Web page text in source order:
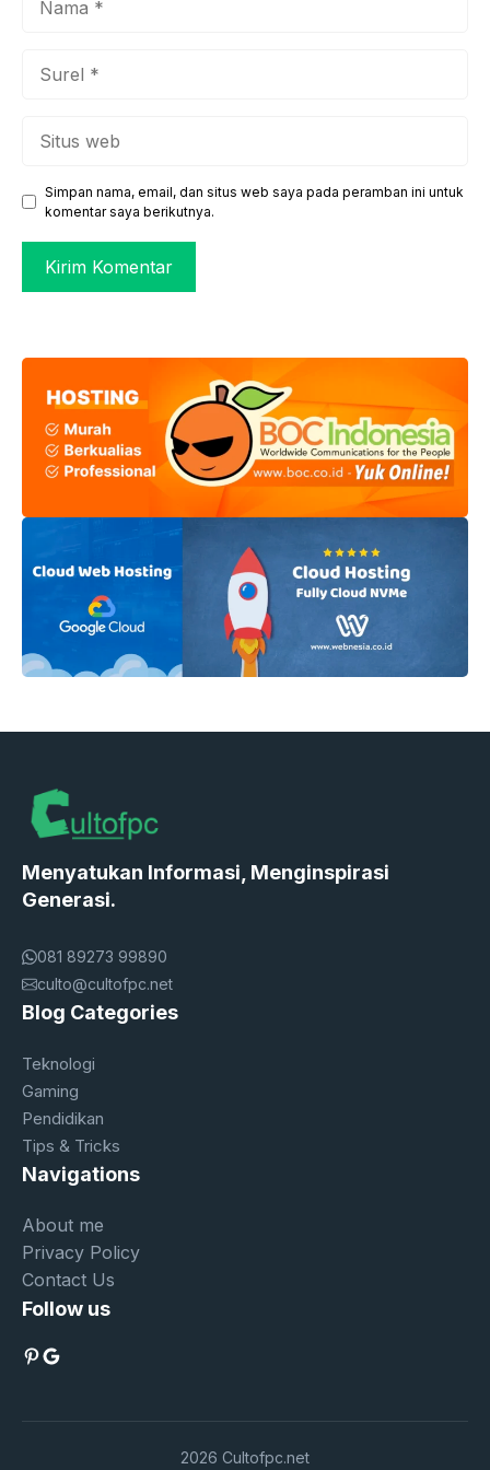
web
Simpan nama, email, dan situs web saya pada peramban ini untuk
komentar saya berikutnya.
Menyatukan Informasi, Menginspirasi
Generasi.
081 89273 99890
culto@cultofpc.net
Blog Categories
Teknologi
Gaming
Pendidikan
Tips & Tricks
Navigations
About me
Privacy Policy
Contact Us
Follow us
Pinterest
Google
2026 Cultofpc.net